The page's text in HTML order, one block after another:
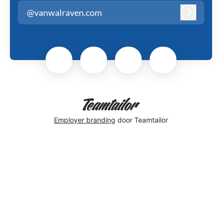
@vanwalraven.com
Employer branding door Teamtailor